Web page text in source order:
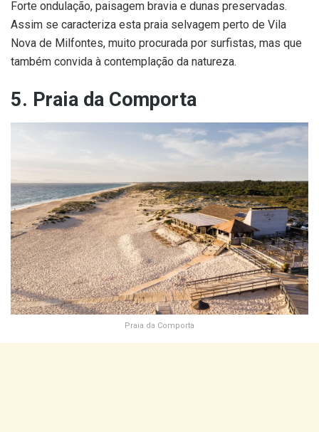
Forte ondulação, paisagem bravia e dunas preservadas.
Assim se caracteriza esta praia selvagem perto de Vila
Nova de Milfontes, muito procurada por surfistas, mas que
também convida à contemplação da natureza.
5. Praia da Comporta
Praia da Comporta